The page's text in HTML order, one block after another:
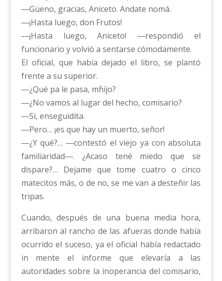
―Güeno, gracias, Aniceto. Andate nomá.
―¡Hasta luego, don Frutos!
―¡Hasta luego, Aniceto! ―respondió el
funcionario y volvió a sentarse cómodamente.
El oficial, que había dejado el libro, se plantó
frente a su superior.
―¿Qué pa le pasa, m΄hijo?
―¿No vamos al lugar del hecho, comisario?
―Sí, enseguidita.
―Pero… ¡es que hay un muerto, señor!
―¿Y qué?… ―contestó el viejo ya con absoluta
familiaridad―. ¿Acaso tené miedo que se
dispare?… Dejame que tome cuatro o cinco
matecitos más, o de no, se me van a desteñir las
tripas.
Cuando, después de una buena media hora,
arribaron al rancho de las afueras donde había
ocurrido el suceso, ya el oficial había redactado
in mente el informe que elevaría a las
autoridades sobre la inoperancia del comisario,